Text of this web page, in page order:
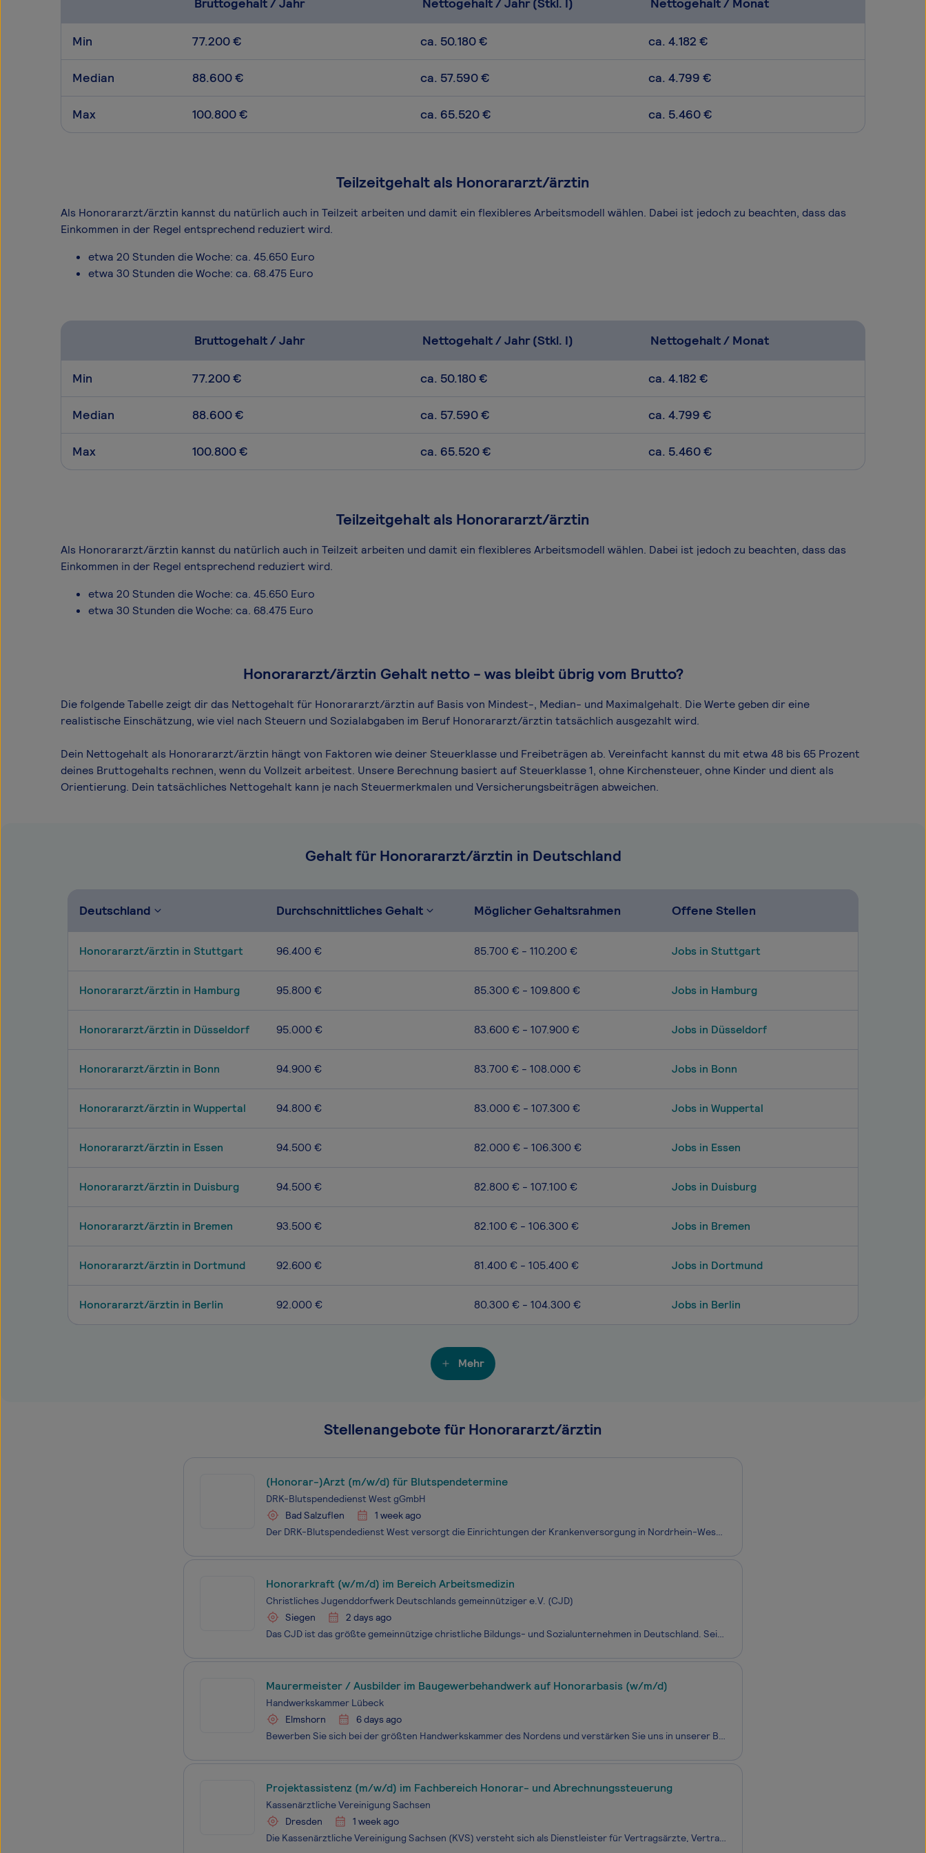
Min 77.200 € ca. 50.180 € ca. 4.182 €
Median 88.600 € ca. 57.590 € ca. 4.799 €
Max 100.800 € ca. 65.520 € ca. 5.460 €
Teilzeitgehalt als Honorararzt/ärztin
Als Honorararzt/ärztin kannst du natürlich auch in Teilzeit arbeiten und damit ein flexibleres Arbeitsmodell wählen. Dabei ist jedoch zu beachten, dass das
Einkommen in der Regel entsprechend reduziert wird.
etwa 20 Stunden die Woche: ca. 45.650 Euro
etwa 30 Stunden die Woche: ca. 68.475 Euro
Bruttogehalt / Jahr Nettogehalt / Jahr (Stkl. I) Nettogehalt / Monat
Min 77.200 € ca. 50.180 € ca. 4.182 €
Median 88.600 € ca. 57.590 € ca. 4.799 €
Max 100.800 € ca. 65.520 € ca. 5.460 €
Teilzeitgehalt als Honorararzt/ärztin
Als Honorararzt/ärztin kannst du natürlich auch in Teilzeit arbeiten und damit ein flexibleres Arbeitsmodell wählen. Dabei ist jedoch zu beachten, dass das
Einkommen in der Regel entsprechend reduziert wird.
etwa 20 Stunden die Woche: ca. 45.650 Euro
etwa 30 Stunden die Woche: ca. 68.475 Euro
Honorararzt/ärztin Gehalt netto - was bleibt übrig vom Brutto?
Die folgende Tabelle zeigt dir das Netto­gehalt für Honorararzt/ärztin auf Basis von Mindest-, Median- und Maximal­gehalt. Die Werte geben dir eine
realistische Einschätzung, wie viel nach Steuern und Sozialabgaben im Beruf Honorararzt/ärztin tatsächlich ausgezahlt wird.
Dein Nettogehalt als Honorararzt/ärztin hängt von Faktoren wie deiner Steuerklasse und Freibeträgen ab. Vereinfacht kannst du mit etwa 48 bis 65 Prozent
deines Bruttogehalts rechnen, wenn du Vollzeit arbeitest. Unsere Berechnung basiert auf Steuerklasse 1, ohne Kirchensteuer, ohne Kinder und dient als
Orientierung. Dein tatsächliches Nettogehalt kann je nach Steuermerkmalen und Versicherungsbeiträgen abweichen.
Gehalt für Honorararzt/ärztin in Deutschland
Deutschland Durchschnittliches Gehalt Möglicher Gehaltsrahmen Offene Stellen
Honorararzt/ärztin in Stuttgart 96.400 € 85.700 € - 110.200 € Jobs in Stuttgart
Honorararzt/ärztin in Hamburg 95.800 € 85.300 € - 109.800 € Jobs in Hamburg
Honorararzt/ärztin in Düsseldorf 95.000 € 83.600 € - 107.900 € Jobs in Düsseldorf
Honorararzt/ärztin in Bonn 94.900 € 83.700 € - 108.000 € Jobs in Bonn
Honorararzt/ärztin in Wuppertal 94.800 € 83.000 € - 107.300 € Jobs in Wuppertal
Honorararzt/ärztin in Essen 94.500 € 82.000 € - 106.300 € Jobs in Essen
Honorararzt/ärztin in Duisburg 94.500 € 82.800 € - 107.100 € Jobs in Duisburg
Honorararzt/ärztin in Bremen 93.500 € 82.100 € - 106.300 € Jobs in Bremen
Honorararzt/ärztin in Dortmund 92.600 € 81.400 € - 105.400 € Jobs in Dortmund
Honorararzt/ärztin in Berlin 92.000 € 80.300 € - 104.300 € Jobs in Berlin
Mehr
Stellenangebote für Honorararzt/ärztin
(Honorar-)Arzt (m/w/d) für Blutspendetermine
DRK-Blutspendedienst West gGmbH
Bad Salzuflen
1 week ago
Der DRK-Blutspendedienst West versorgt die Einrichtungen der Krankenversorgung in Nordrhein-Westfalen, Rheinland-Pfalz und im Saarland mit Blutpräparaten und medizinischen Dienstleistungen. Mit über 1200 Mitarbeitern an fünf Standorten sowie durch unser Engagement in Forschung und Entwicklung sind w
Honorarkraft (w/m/d) im Bereich Arbeitsmedizin
Christliches Jugenddorfwerk Deutschlands gemeinnütziger e.V. (CJD)
Siegen
2 days ago
Das CJD ist das größte gemeinnützige christliche Bildungs- und Sozialunternehmen in Deutschland. Seine mehr als 11.800 Mitarbeitenden fördern und begleiten Kinder, Jugendliche und Erwachsene an über 350 Standorten in Kitas, Schulen, Berufsbildungswerken und Lehrbetrieben, in Kliniken, Reha-Einrichtu
Maurermeister / Ausbilder im Baugewerbehandwerk auf Honorarbasis (w/m/d)
Handwerkskammer Lübeck
Elmshorn
6 days ago
Bewerben Sie sich bei der größten Handwerkskammer des Nordens und verstärken Sie uns in unserer Berufsbildungsstätte Elmshorn alsMaurermeister / Ausbilder im Baugewerbehandwerk auf Honorarbasis (w/m/d)
Projektassistenz (m/w/d) im Fachbereich Honorar- und Abrechnungssteuerung
Kassenärztliche Vereinigung Sachsen
Dresden
1 week ago
Die Kassenärztliche Vereinigung Sachsen (KVS) versteht sich als Dienstleister für Vertragsärzte, Vertragspsychotherapeuten und Patienten und ist die Vertretung ihrer Mitglieder im Freistaat Sachsen. Mit unseren über 1.300 Mitarbeitern an den Standorten Chemnitz, Dresden und Leipzig stellen wir die a